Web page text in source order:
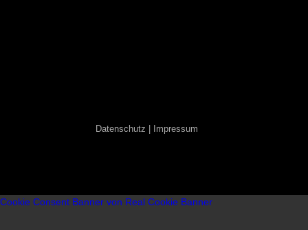
Datenschutz | Impressum
Cookie Consent Banner von Real Cookie Banner